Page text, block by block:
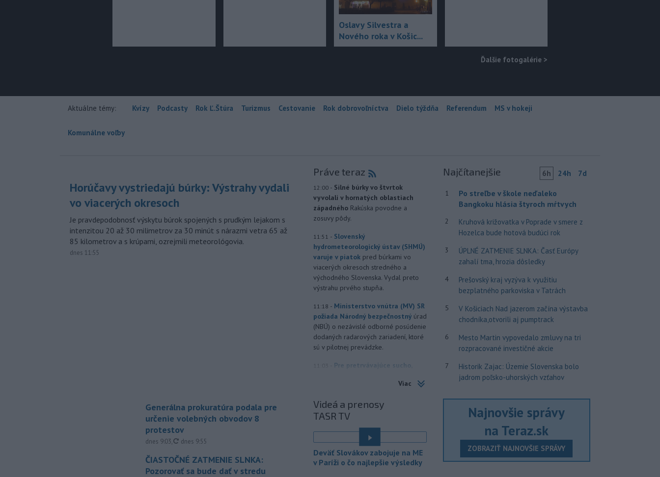
Oslavy Silvestra a
Nového roka v Košic...
Ďalšie fotogalérie >
Aktuálne témy: Kvízy Podcasty Rok Ľ.Štúra Turizmus Cestovanie Rok dobrovoľníctva Dielo týždňa Referendum MS v hokeji
Komunálne voľby
Horúčavy vystriedajú búrky: Výstrahy vydali
vo viacerých okresoch
Je pravdepodobnosť výskytu búrok spojených s prudkým lejakom s
intenzitou 20 až 30 milimetrov za 30 minút s nárazmi vetra 65 až
85 kilometrov a s krúpami, ozrejmili meteorológovia.
dnes 11:55
Generálna prokuratúra podala pre
určenie volebných obvodov 8
protestov
dnes 9:03, aktualizované
dnes 9:55
ČIASTOČNÉ ZATMENIE SLNKA:
Pozorovať sa bude dať v stredu
Práve teraz
12:00 - Silné búrky vo štvrtok
vyvolali v hornatých oblastiach
západného Rakúska povodne a
zosuvy pôdy.
11:51 - Slovenský
hydrometeorologický ústav (SHMÚ)
varuje v piatok pred búrkami vo
viacerých okresoch stredného a
východného Slovenska. Vydal preto
výstrahu prvého stupňa.
11:18 - Ministerstvo vnútra (MV) SR
požiada Národný bezpečnostný úrad
(NBÚ) o nezávislé odborné posúdenie
dodaných radarových zariadení, ktoré
sú v pilotnej prevádzke.
Pre pretrvávajúce sucho,
Čaj a Vyšný Čaj v okrese Košice-okolie.
do ukončenia premávky bude z
dôvoduhudobného festivalu
Lovestream na starom letisku v
bratislavských Vajnoroch upravená
Viac
Videá a prenosy
TASR TV
Deväť Slovákov zabojuje na ME
v Paríži o čo najlepšie výsledky
Najčítanejšie 6h 24h 7d
1
Po streľbe v škole neďaleko
Bangkoku hlásia štyroch mŕtvych
2
Kruhová križovatka v Poprade v smere z
Hozelca bude hotová budúci rok
3
ÚPLNÉ ZATMENIE SLNKA: Časť Európy
zahalí tma, hrozia dôsledky
4
Prešovský kraj vyzýva k využitiu
bezplatného parkoviska v Tatrách
5
V Košiciach Nad jazerom začína výstavba
chodníka,otvorili aj pumptrack
6
Mesto Martin vypovedalo zmluvy na tri
rozpracované investičné akcie
7
Historik Zajac: Územie Slovenska bolo
jadrom poľsko-uhorských vzťahov
Najnovšie správy
na Teraz.sk
ZOBRAZIŤ NAJNOVŠIE SPRÁVY